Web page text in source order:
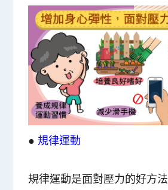
● 規律運動
規律運動是面對壓力的好方法